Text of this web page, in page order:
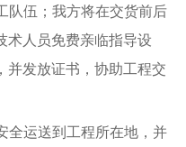
伍；我方将在交货前后
术人员免费亲临指导设
并发放证书，协助工程交
运送到工程所在地，并